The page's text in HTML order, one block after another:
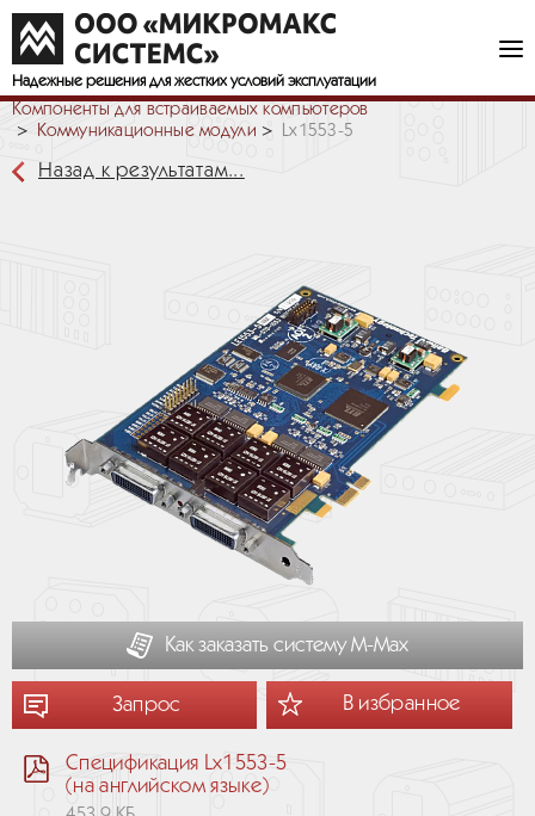
Надежные решения для жестких условий эксплуатации
Компоненты для встраиваемых компьютеров
Коммуникационные модули
Lx1553-5
Назад к результатам...
Как заказать систему М-Мах
Запрос В избранное
Спецификация Lx1553-5
(на английском языке)